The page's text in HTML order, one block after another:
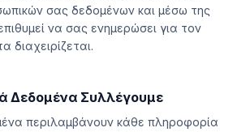
σας δεδομένων και μέσω της
να σας ενημερώσει για τον
διαχειρίζεται.
Δεδομένα Συλλέγουμε
περιλαμβάνουν κάθε πληροφορία